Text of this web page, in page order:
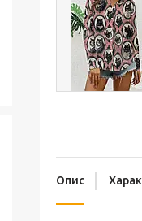
Опис